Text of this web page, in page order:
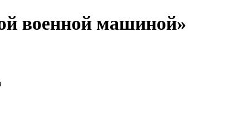
военной машиной»